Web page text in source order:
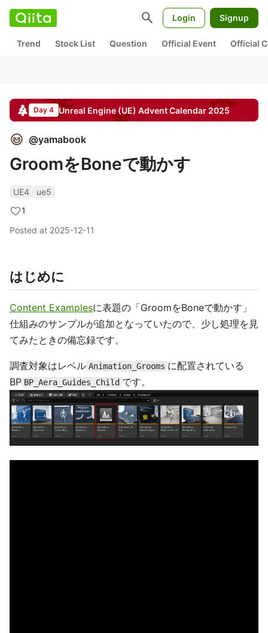
search Login Signup
Trend Stock List Question Official Event Official
Day 4 Unreal Engine (UE) Advent Calendar2025
@yamabook
GroomをBoneで動かす
UE4
ue5
1
Posted at 2025-12-11
はじめに
Content Examplesに表題の「GroomをBoneで動かす」
仕組みのサンプルが追加となっていたので、少し処理を見
てみたときの備忘録です。
調査対象はレベル Animation_Grooms に配置されている
BP BP_Aera_Guides_Child です。